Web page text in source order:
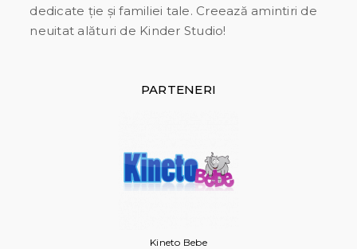
dedicate ție și familiei tale. Creează amintiri de
neuitat alături de Kinder Studio!
PARTENERI
Kineto Bebe